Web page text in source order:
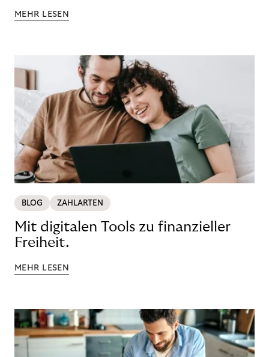
MEHR LESEN
BLOG ZAHLARTEN
Mit digitalen Tools zu finanzieller
Freiheit.
MEHR LESEN